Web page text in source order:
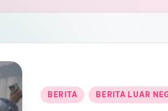
Posted
BERITA BERITA LUAR